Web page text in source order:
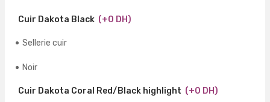
Cuir Dakota Black (+0 DH)
Sellerie cuir
Noir
Cuir Dakota Coral Red/Black highlight (+0 DH)